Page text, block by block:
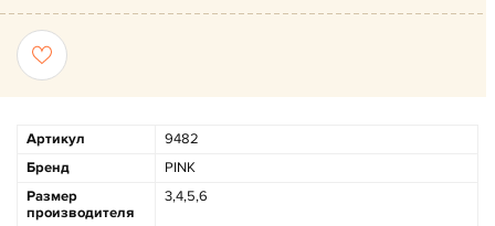
Артикул
9482
Бренд
PINK
Размер
производителя
3,4,5,6